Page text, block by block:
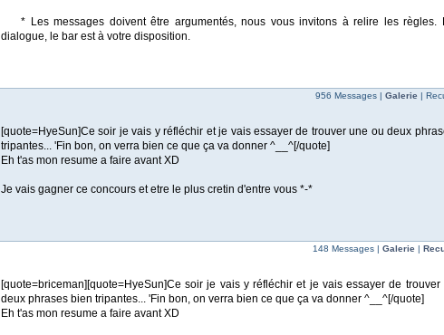
* Les messages doivent être argumentés, nous vous invitons à relire les règles.
dialogue, le bar est à votre disposition.
956 Messages | Galerie |
[quote=HyeSun]Ce soir je vais y réfléchir et je vais essayer de trouver une ou deux
tripantes... 'Fin bon, on verra bien ce que ça va donner ^__^[/quote]
Eh t'as mon resume a faire avant XD
Je vais gagner ce concours et etre le plus cretin d'entre vous *-*
148 Messages | Galerie |
[quote=briceman][quote=HyeSun]Ce soir je vais y réfléchir et je vais essayer de trouver
deux phrases bien tripantes... 'Fin bon, on verra bien ce que ça va donner ^__^[/quote]
Eh t'as mon resume a faire avant XD